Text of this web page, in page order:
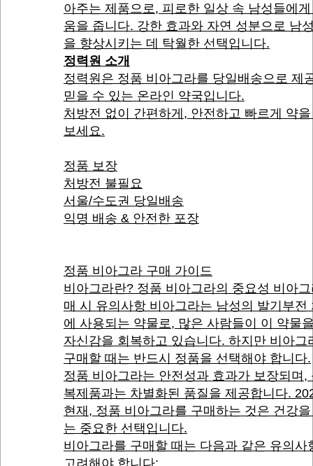
아주는 제품으로, 피로한 일상 속 남성들에
움을 줍니다. 강한 효과와 자연 성분으로 남
을 향상시키는 데 탁월한 선택입니다.
정력원 소개
정력원은 정품 비아그라를 당일배송으로 제
믿을 수 있는 온라인 약국입니다.
처방전 없이 간편하게, 안전하고 빠르게 약
보세요.
정품 보장
처방전 불필요
서울/수도권 당일배송
익명 배송 & 안전한 포장
정품 비아그라 구매 가이드
비아그라란? 정품 비아그라의 중요성 비아
매 시 유의사항 비아그라는 남성의 발기부전
에 사용되는 약물로, 많은 사람들이 이 약물
자신감을 회복하고 있습니다. 하지만 비아그
구매할 때는 반드시 정품을 선택해야 합니다.
정품 비아그라는 안전성과 효과가 보장되며,
복제품과는 차별화된 품질을 제공합니다.
현재, 정품 비아그라를 구매하는 것은 건강
는 중요한 선택입니다.
비아그라를 구매할 때는 다음과 같은 유의사
고려해야 합니다: